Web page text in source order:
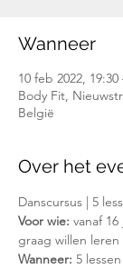
Wanneer
10 feb 2022, 19:30
Body Fit,
België
Over het
Danscursus | 5
Voor wie: vanaf
graag willen
Wanneer: 5